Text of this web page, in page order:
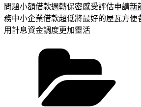
問題小額借款週轉保密感受評估申請新
務中小企業借款超低將最好的屋瓦方便
用計息資金調度更加靈活